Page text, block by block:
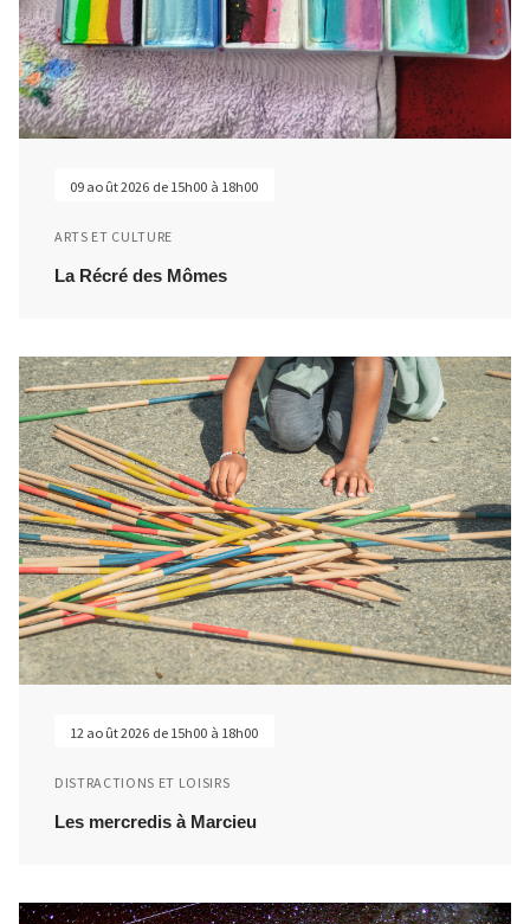
La Récré des Mômes
ARTS ET CULTURE
09 août 2026 de 15h00 à 18h00
Les mercredis à Marcieu
DISTRACTIONS ET LOISIRS
12 août 2026 de 15h00 à 18h00